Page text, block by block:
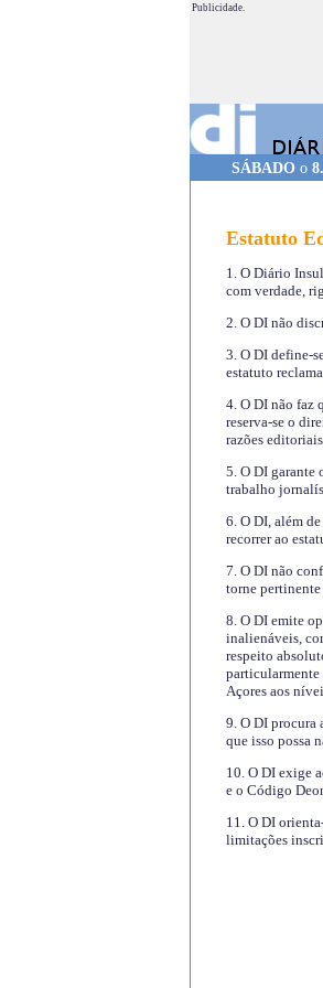
Publicidade.
SÁBADO o
Estatuto
1. O Diário
com verdade,
2. O DI não
3. O DI define-
estatuto
4. O DI não faz
reserva-se o
razões
5. O DI garante
trabalho
6. O DI, além
recorrer ao
7. O DI não
torne
8. O DI emite
inalienáveis,
respeito
particularmente
Açores aos
9. O DI procura
que isso possa
10. O DI exige
e o Código
11. O DI
limitações